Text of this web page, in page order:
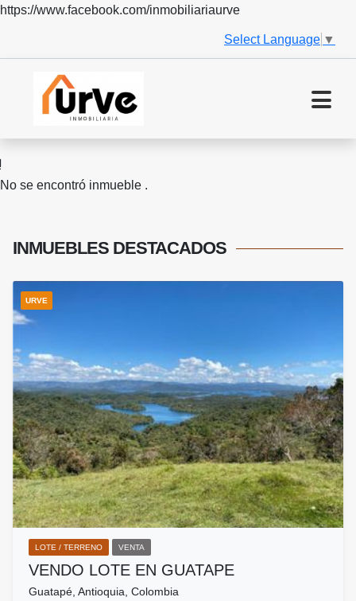
https://www.facebook.com/inmobiliariaurve
Select Language ▼
No se encontró inmueble .
INMUEBLES DESTACADOS
URVE
LOTE / TERRENO VENTA
VENDO LOTE EN GUATAPE
Guatapé, Antioquia, Colombia